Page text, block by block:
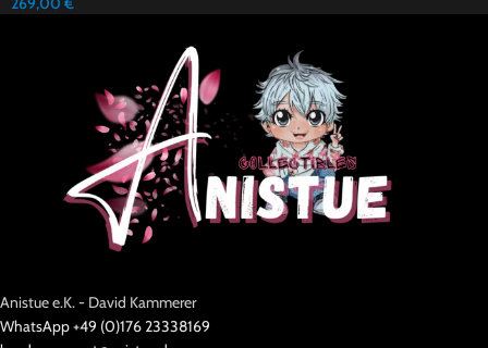
Anistue e.K. - David Kammerer
WhatsApp +49 (0)176 23338169